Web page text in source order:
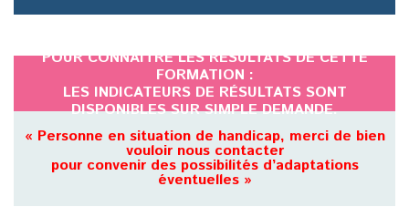
POUR CONNAÎTRE LES RÉSULTATS DE CETTE
FORMATION :
LES INDICATEURS DE RÉSULTATS SONT
DISPONIBLES SUR SIMPLE DEMANDE.
« Personne en situation de handicap, merci de bien
vouloir nous contacter
pour convenir des possibilités d’adaptations
éventuelles »